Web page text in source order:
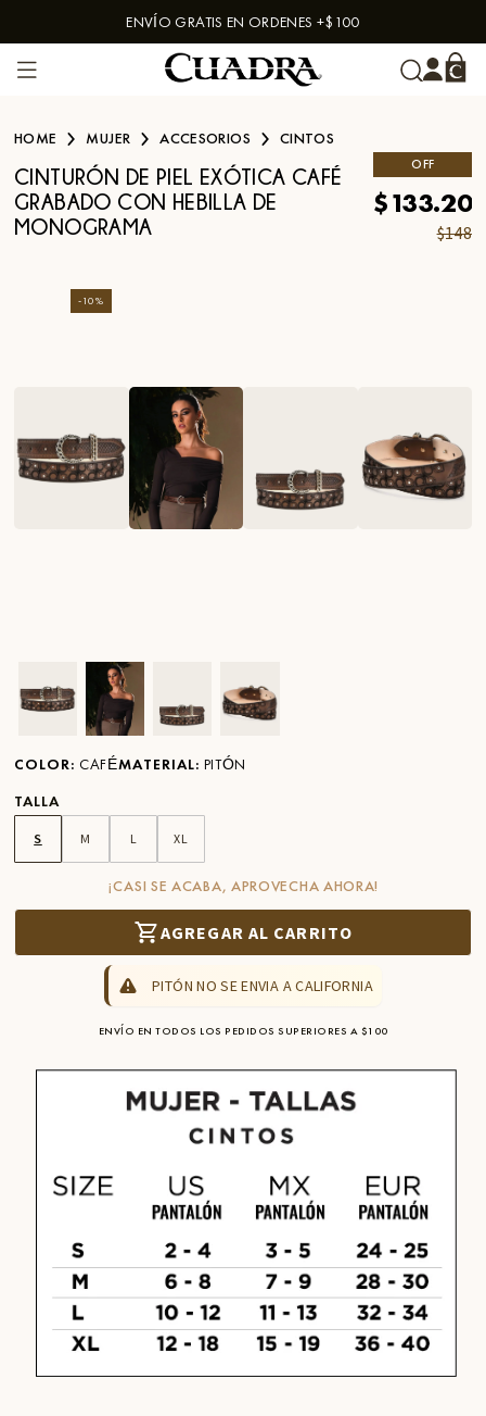
Skip to contentENVÍO GRATIS EN ORDENES +$100
HOME MUJER ACCESORIOS CINTOS
CINTURÓN DE PIEL EXÓTICA CAFÉ
GRABADO CON HEBILLA DE
MONOGRAMA
OFF
$133.20
$148
-10%
Ver imagen en zoom
Ver imagen en zoom
Ver imagen en zoom
Ver imagen en zoom
COLOR: CAFÉMATERIAL: PITÓN
TALLA
S M L XL
¡CASI SE ACABA, APROVECHA AHORA!
AGREGAR AL CARRITO
PITÓN NO SE ENVIA A CALIFORNIA
ENVÍO EN TODOS LOS PEDIDOS SUPERIORES A $100